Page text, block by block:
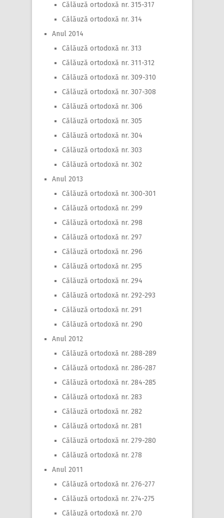
Călăuză ortodoxă nr. 315-317
Călăuză ortodoxă nr. 314
Anul 2014
Călăuză ortodoxă nr. 313
Călăuză ortodoxă nr. 311-312
Călăuză ortodoxă nr. 309-310
Călăuză ortodoxă nr. 307-308
Călăuză ortodoxă nr. 306
Călăuză ortodoxă nr. 305
Călăuză ortodoxă nr. 304
Călăuză ortodoxă nr. 303
Călăuză ortodoxă nr. 302
Anul 2013
Călăuză ortodoxă nr. 300-301
Călăuză ortodoxă nr. 299
Călăuză ortodoxă nr. 298
Călăuză ortodoxă nr. 297
Călăuză ortodoxă nr. 296
Călăuză ortodoxă nr. 295
Călăuză ortodoxă nr. 294
Călăuză ortodoxă nr. 292-293
Călăuză ortodoxă nr. 291
Călăuză ortodoxă nr. 290
Anul 2012
Călăuză ortodoxă nr. 288-289
Călăuză ortodoxă nr. 286-287
Călăuză ortodoxă nr. 284-285
Călăuză ortodoxă nr. 283
Călăuză ortodoxă nr. 282
Călăuză ortodoxă nr. 281
Călăuză ortodoxă nr. 279-280
Călăuză ortodoxă nr. 278
Anul 2011
Călăuză ortodoxă nr. 276-277
Călăuză ortodoxă nr. 274-275
Călăuză ortodoxă nr. 270